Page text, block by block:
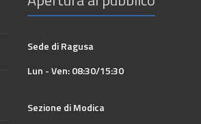
Sede di Ragusa
Lun - Ven: 08:30/15:30
Sezione di Modica